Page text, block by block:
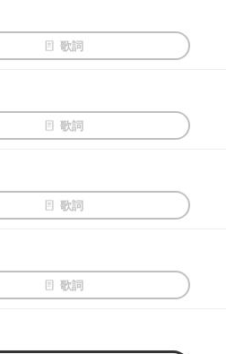
歌詞
歌詞
歌詞
歌詞